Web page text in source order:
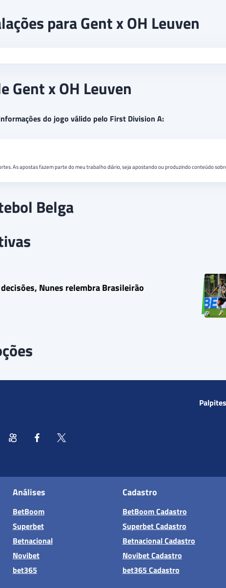
para Gent x OH Leuven
Gent x OH Leuven
do jogo válido pelo First Division A:
As apostas fazem parte do meu trabalho diário, seja apostando ou produzindo conteúdo
Belga
Nunes relembra Brasileirão
Palpites
Análises
BetBoom
Superbet
Betnacional
Novibet
bet365
Cadastro
BetBoom Cadastro
Superbet Cadastro
Betnacional Cadastro
Novibet Cadastro
bet365 Cadastro